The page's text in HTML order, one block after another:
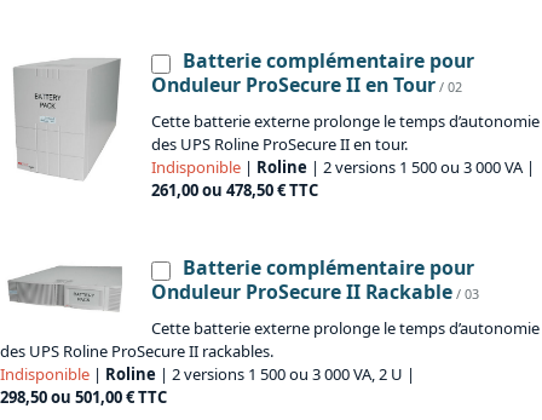
Batterie complémentaire pour
Onduleur ProSecure II en Tour / 02
Cette batterie externe prolonge le temps d’autonomie
des UPS Roline ProSecure II en tour.
Indisponible | Roline | 2 versions 1 500 ou 3 000 VA |
261,00 ou 478,50 € TTC
Batterie complémentaire pour
Onduleur ProSecure II Rackable / 03
Cette batterie externe prolonge le temps d’autonomie
des UPS Roline ProSecure II rackables.
Indisponible | Roline | 2 versions 1 500 ou 3 000 VA, 2 U |
298,50 ou 501,00 € TTC